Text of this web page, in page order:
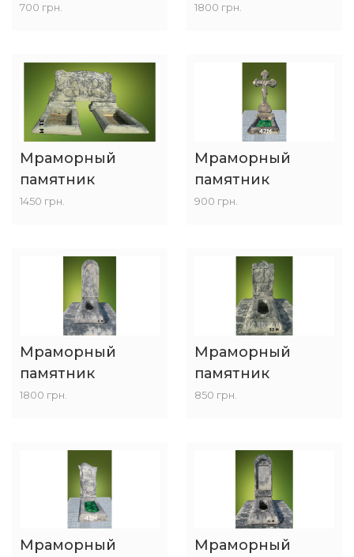
700 грн. 1800 грн.
Мраморный
памятник
1450 грн.
Мраморный
памятник
900 грн.
Мраморный
памятник
1800 грн.
Мраморный
памятник
850 грн.
Мраморный
Мраморный